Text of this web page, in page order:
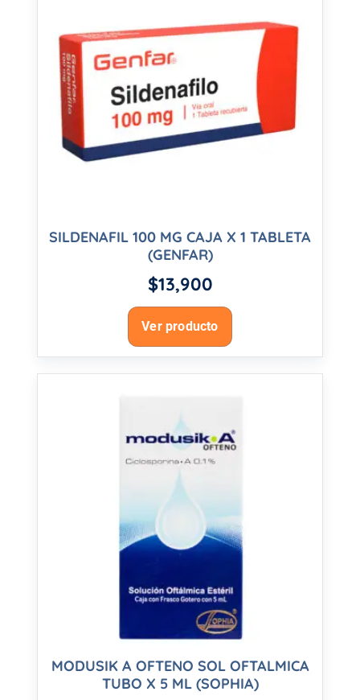
SILDENAFIL 100 MG CAJA X 1 TABLETA
(GENFAR)
$13,900
Ver producto
MODUSIK A OFTENO SOL OFTALMICA
TUBO X 5 ML (SOPHIA)